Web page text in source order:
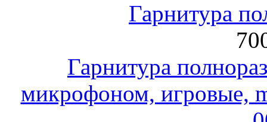
Гарнитура
Гарнитура
микрофоном, игровые,